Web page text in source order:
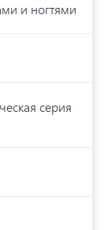
и ногтями
серия